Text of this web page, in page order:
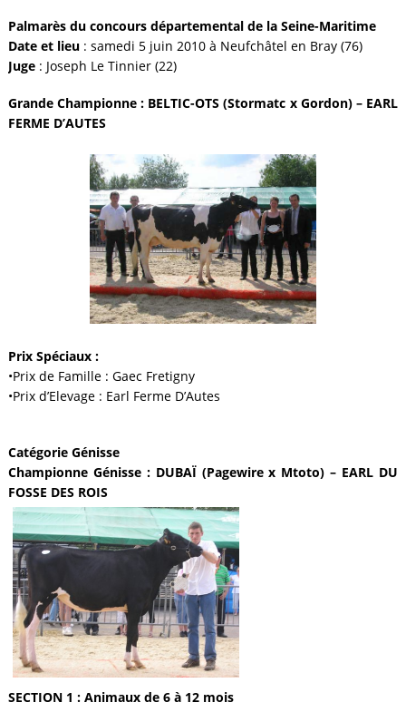
Palmarès du concours départemental de la Seine-Maritime
Date et lieu: samedi 5 juin 2010 à Neufchâtel en Bray (76)
Juge : Joseph Le Tinnier (22)
Grande Championne : BELTIC-OTS (Stormatc x Gordon) – EARL
FERME D’AUTES
Prix Spéciaux :
•Prix de Famille : Gaec Fretigny
•Prix d’Elevage : Earl Ferme D’Autes
Catégorie Génisse
Championne Génisse : DUBAÏ (Pagewire x Mtoto) – EARL DU
FOSSE DES ROIS
SECTION 1 : Animaux de 6 à 12 mois